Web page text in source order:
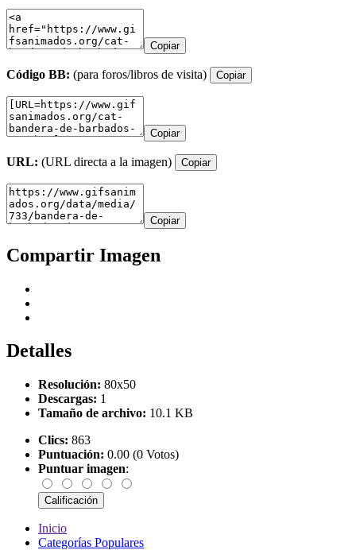
Copiar
Código BB: (para foros/libros de visita) Copiar
Copiar
URL: (URL directa a la imagen) Copiar
Copiar
Compartir Imagen
Detalles
Resolución: 80x50
Descargas: 1
Tamaño de archivo: 10.1 KB
Clics: 863
Puntuación: 0.00 (0 Votos)
Puntuar imagen:
Inicio
Categorías Populares